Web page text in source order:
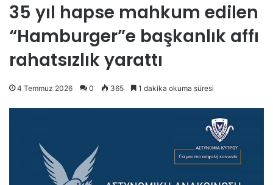
35 yıl hapse mahkum edilen
“Hamburger”e başkanlık affı
rahatsızlık yarattı
4 Temmuz 2026 0 365 1 dakika okuma süresi